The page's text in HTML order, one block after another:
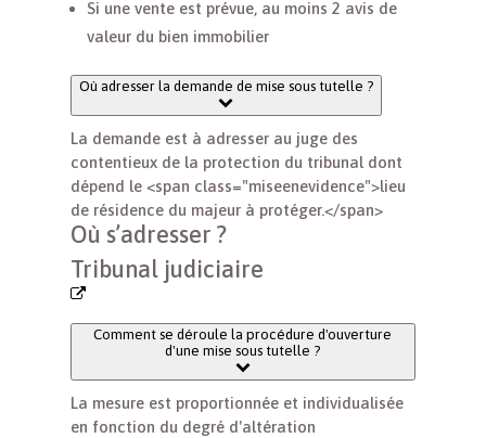
Si une vente est prévue, au moins 2 avis de
valeur du bien immobilier
Où adresser la demande de mise sous tutelle ?
La demande est à adresser au juge des
contentieux de la protection du tribunal dont
dépend le <span class="miseenevidence">lieu
de résidence du majeur à protéger.</span>
Où s’adresser ?
Tribunal judiciaire
Comment se déroule la procédure d'ouverture
d'une mise sous tutelle ?
La mesure est proportionnée et individualisée
en fonction du degré d'altération